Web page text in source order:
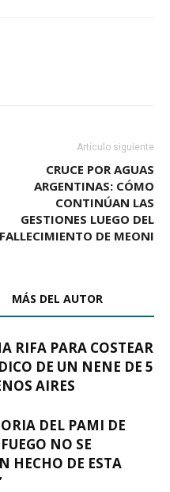
Artículo siguiente
CRUCE POR AGUAS
ARGENTINAS: CÓMO
CONTINÚAN LAS
GESTIONES LUEGO DEL
FALLECIMIENTO DE MEONI
MÁS DEL AUTOR
RIFA PARA COSTEAR
DE UN NENE DE 5
AIRES
DEL PAMI DE
NO SE
HECHO DE ESTA